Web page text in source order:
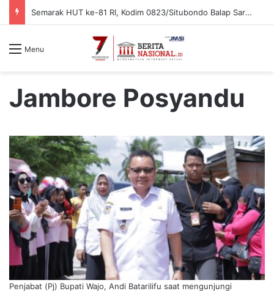
Semarak HUT ke-81 RI, Kodim 0823/Situbondo Balap Sarung Hingga Lomba Bongkar Senjata
Menu
Jambore Posyandu
Penjabat (Pj) Bupati Wajo, Andi Batarilifu saat mengunjungi